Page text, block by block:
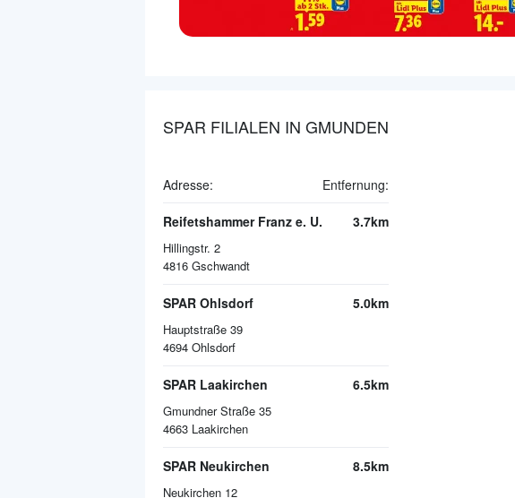
SPAR FILIALEN IN GMUNDEN
Adresse: Entfernung:
Reifetshammer Franz e. U.
Hillingstr. 2
4816 Gschwandt
3.7km
SPAR Ohlsdorf
Hauptstraße 39
4694 Ohlsdorf
5.0km
SPAR Laakirchen
Gmundner Straße 35
4663 Laakirchen
6.5km
SPAR Neukirchen
Neukirchen 12
8.5km